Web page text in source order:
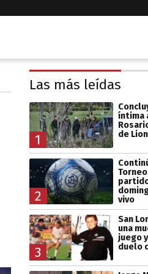
Las más leídas
1
íntima
de
2
vivo
3
San
una
juego
duelo